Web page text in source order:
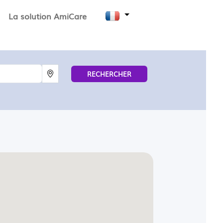
La solution AmiCare
RECHERCHER